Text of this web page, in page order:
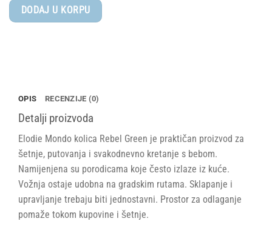
Elodie
Mondo®
DODAJ U KORPU
OPIS RECENZIJE (0)
Detalji proizvoda
Elodie Mondo kolica Rebel Green je praktičan proizvod za
šetnje, putovanja i svakodnevno kretanje s bebom.
Namijenjena su porodicama koje često izlaze iz kuće.
Vožnja ostaje udobna na gradskim rutama. Sklapanje i
upravljanje trebaju biti jednostavni. Prostor za odlaganje
pomaže tokom kupovine i šetnje.